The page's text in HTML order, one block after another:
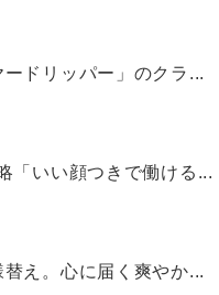
ドリッパー」のクラ...
「いい顔つきで働ける...
え。心に届く爽やか...